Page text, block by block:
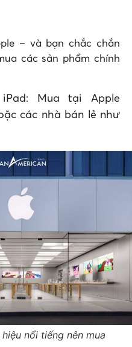
– và bạn chắc chắn
các sản phẩm chính
iPad: Mua tại Apple
các nhà bán lẻ như
nổi tiếng nên mua